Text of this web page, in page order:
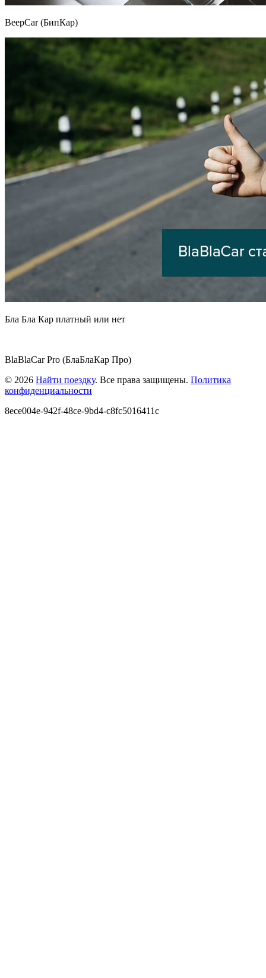
BeepCar (БипКар)
Бла Бла Кар платный или нет
BlaBlaCar Pro (БлаБлаКар Про)
© 2026 Найти поездку. Все права защищены. Политика
конфиденциальности
8ece004e-942f-48ce-9bd4-c8fc5016411c